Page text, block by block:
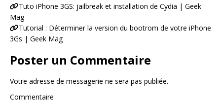
Tuto iPhone 3GS: jailbreak et installation de Cydia | Geek
Mag
Tutorial : Déterminer la version du bootrom de votre iPhone
3Gs | Geek Mag
Poster un Commentaire
Votre adresse de messagerie ne sera pas publiée.
Commentaire